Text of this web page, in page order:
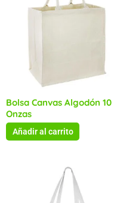
Bolsa Canvas Algodón 10
Onzas
Añadir al carrito